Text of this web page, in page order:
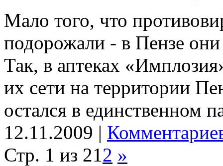
Мало того, что
подорожали - в Пензе
Так, в аптеках
их сети на территории
остался в единственном
12.11.2009 |
Стр. 1 из 212 »